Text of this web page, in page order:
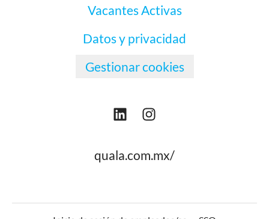
Vacantes Activas
Datos y privacidad
Gestionar cookies
quala.com.mx/